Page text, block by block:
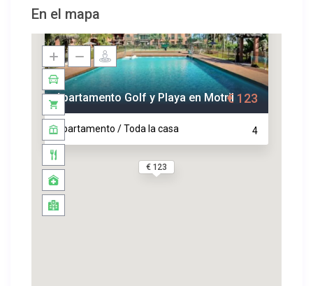
En el mapa
€ 123
Apartamento Golf y Playa en Motril
Apartamento / Toda la casa 4
€ 123